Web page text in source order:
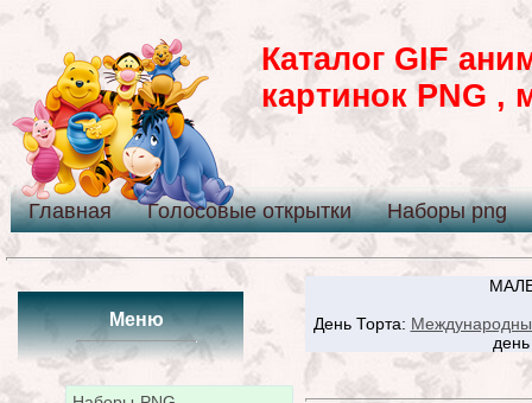
Каталог GIF
картинок PNG ,
Главная Голосовые открытки Наборы png
Меню
День Торта: